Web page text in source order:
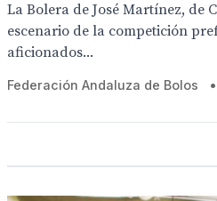
La Bolera de José Martínez, de
escenario de la competición
aficionados...
Federación Andaluza de Bolos •